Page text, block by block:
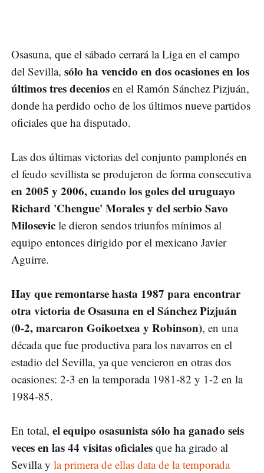
Osasuna, que el sábado cerrará la Liga en el campo
del Sevilla, sólo ha vencido en dos ocasiones en los
últimos tres decenios en el Ramón Sánchez Pizjuán,
donde ha perdido ocho de los últimos nueve partidos
oficiales que ha disputado.
Las dos últimas victorias del conjunto pamplonés en
el feudo sevillista se produjeron de forma consecutiva
en 2005 y 2006, cuando los goles del uruguayo
Richard 'Chengue' Morales y del serbio Savo
Milosevic le dieron sendos triunfos mínimos al
equipo entonces dirigido por el mexicano Javier
Aguirre.
Hay que remontarse hasta 1987 para encontrar
otra victoria de Osasuna en el Sánchez Pizjuán
(0-2, marcaron Goikoetxea y Robinson), en una
década que fue productiva para los navarros en el
estadio del Sevilla, ya que vencieron en otras dos
ocasiones: 2-3 en la temporada 1981-82 y 1-2 en la
1984-85.
En total, el equipo osasunista sólo ha ganado seis
veces en las 44 visitas oficiales que ha girado al
Sevilla y la primera de ellas data de la temporada